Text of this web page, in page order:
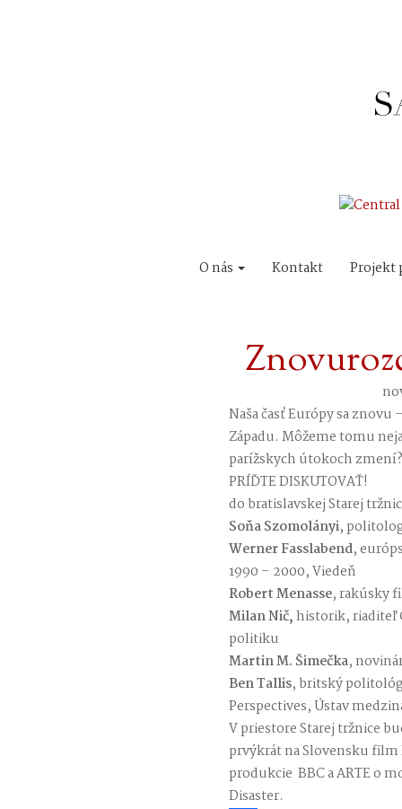
O nás Kontakt Projekt
Naša časť Európy sa
Západu. Môžeme tomu
parížskych útokoch zmení?
PRÍĎTE DISKUTOVAŤ!
do bratislavskej Starej
Soňa Szomolányi,
Werner Fasslabend,
1990 – 2000, Viedeň
Robert Menasse, rakúsky
Milan Nič,historik, riaditeľ
politiku
Martin M. Šimečka,
Ben Tallis, britský
Perspectives, Ústav
V priestore Starej tržnice
prvýkrát na Slovensku film
produkcie BBC a ARTE o
Disaster.